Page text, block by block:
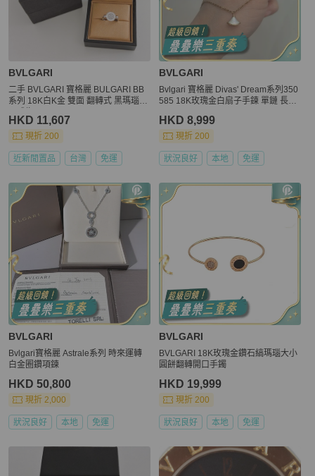
BVLGARI
二手 BVLGARI 寶格麗 BULGARI BB
系列 18K白K金 雙面 翻轉式 黑瑪瑙鑽
HKD 11,607
現折 200
近新閒置品 台灣 免運
BVLGARI
Bvlgari 寶格麗 Divas' Dream系列350
585 18K玫瑰金白扇子手鍊 單鏈 長度:
HKD 8,999
現折 200
狀況良好 本地 免運
BVLGARI
Bvlgari寶格麗 Astrale系列 時來運轉
白金圈鑽項鍊
HKD 50,800
現折 2,000
狀況良好 本地 免運
BVLGARI
BVLGARI 18K玫瑰金鑽石縞瑪瑙大小
圓餅翻轉開口手鐲
HKD 19,999
現折 200
狀況良好 本地 免運